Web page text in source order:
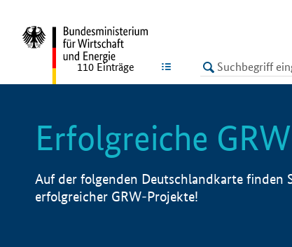
LISTE
110 Einträge
Erfolgreiche
Auf der folgenden Deutschlandkarte finden
erfolgreicher GRW-Projekte!